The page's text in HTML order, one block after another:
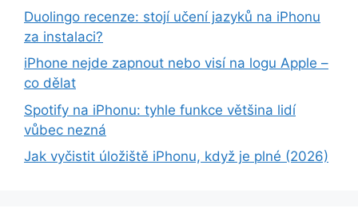
Duolingo recenze: stojí učení jazyků na iPhonu
za instalaci?
iPhone nejde zapnout nebo visí na logu Apple –
co dělat
Spotify na iPhonu: tyhle funkce většina lidí
vůbec nezná
Jak vyčistit úložiště iPhonu, když je plné (2026)